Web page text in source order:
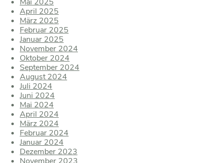
April 2025
März 2025
Februar 2025
Januar 2025
November 2024
Oktober 2024
September 2024
August 2024
Juli 2024
Juni 2024
Mai 2024
April 2024
März 2024
Februar 2024
Januar 2024
Dezember 2023